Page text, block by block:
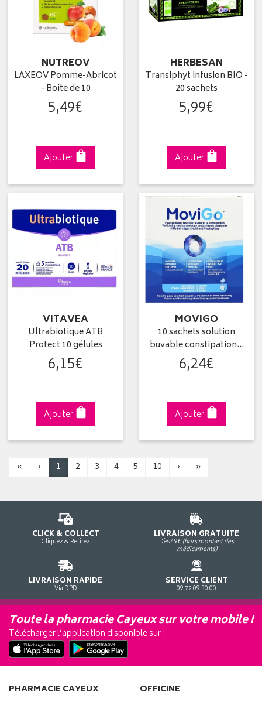
NUTREOV
LAXEOV Pomme-Abricot
- Boite de 10
5,49€
Ajouter
HERBESAN
Transiphyt infusion BIO -
20 sachets
5,99€
Ajouter
VITAVEA
Ultrabiotique ATB
Protect 10 gélules
6,15€
Ajouter
MOVIGO
10 sachets solution
buvable constipation…
6,24€
Ajouter
« ‹ 1 2 3 4 5 10 › »
CLICK & COLLECT
Cliquez & Retirez
LIVRAISON GRATUITE
Dès 49€ (hors montant des
médicaments)
LIVRAISON RAPIDE
Via DPD
SERVICE CLIENT
09 72 09 30 00
Toute la pharmacie Cayeux sur votre mobile !
Télécharger l’application disponible sur :
PHARMACIE CAYEUX OFFICINE